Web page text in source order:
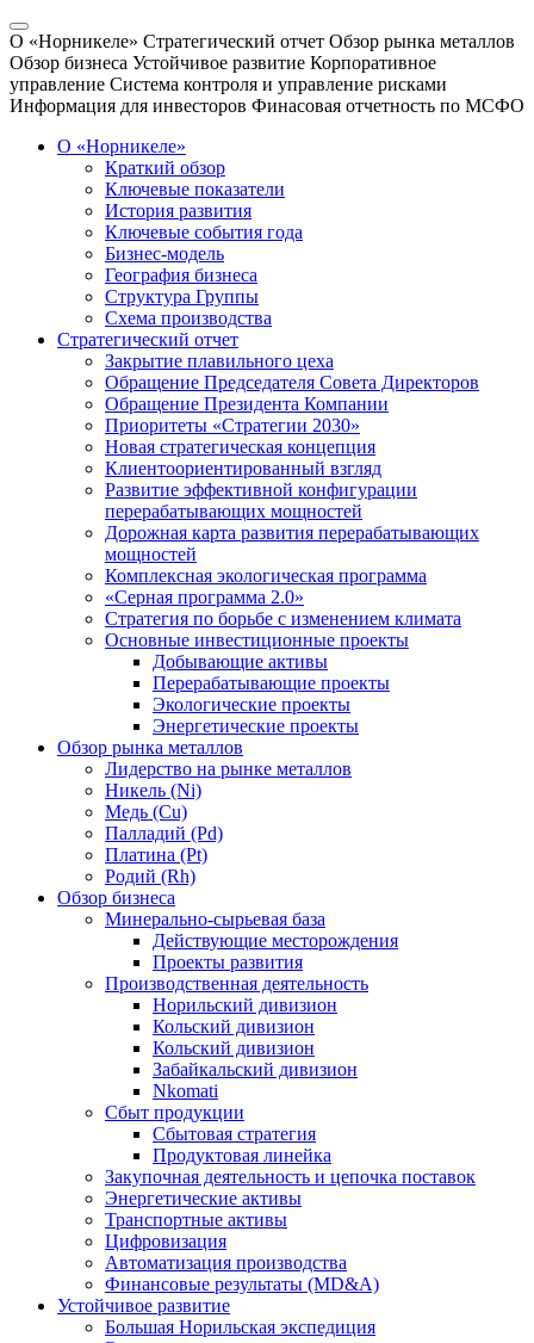
О «Норникеле» Стратегический отчет Обзор рынка металлов
Обзор бизнеса Устойчивое развитие Корпоративное
управление Система контроля и управление рисками
Информация для инвесторов Финасовая отчетность по МСФО
О «Норникеле»
Краткий обзор
Ключевые показатели
История развития
Ключевые события года
Бизнес-модель
География бизнеса
Структура Группы
Схема производства
Стратегический отчет
Закрытие плавильного цеха
Обращение Председателя Совета Директоров
Обращение Президента Компании
Приоритеты «Стратегии 2030»
Новая стратегическая концепция
Клиентоориентированный взгляд
Развитие эффективной конфигурации
перерабатывающих мощностей
Дорожная карта развития перерабатывающих
мощностей
Комплексная экологическая программа
«Серная программа 2.0»
Стратегия по борьбе с изменением климата
Основные инвестиционные проекты
Добывающие активы
Перерабатывающие проекты
Экологические проекты
Энергетические проекты
Обзор рынка металлов
Лидерство на рынке металлов
Никель (Ni)
Медь (Cu)
Палладий (Pd)
Платина (Pt)
Родий (Rh)
Обзор бизнеса
Минерально-сырьевая база
Действующие месторождения
Проекты развития
Производственная деятельность
Норильский дивизион
Кольский дивизион
Кольский дивизион
Забайкальский дивизион
Nkomati
Сбыт продукции
Сбытовая стратегия
Продуктовая линейка
Закупочная деятельность и цепочка поставок
Энергетические активы
Транспортные активы
Цифровизация
Автоматизация производства
Финансовые результаты (MD&A)
Устойчивое развитие
Большая Норильская экспедиция